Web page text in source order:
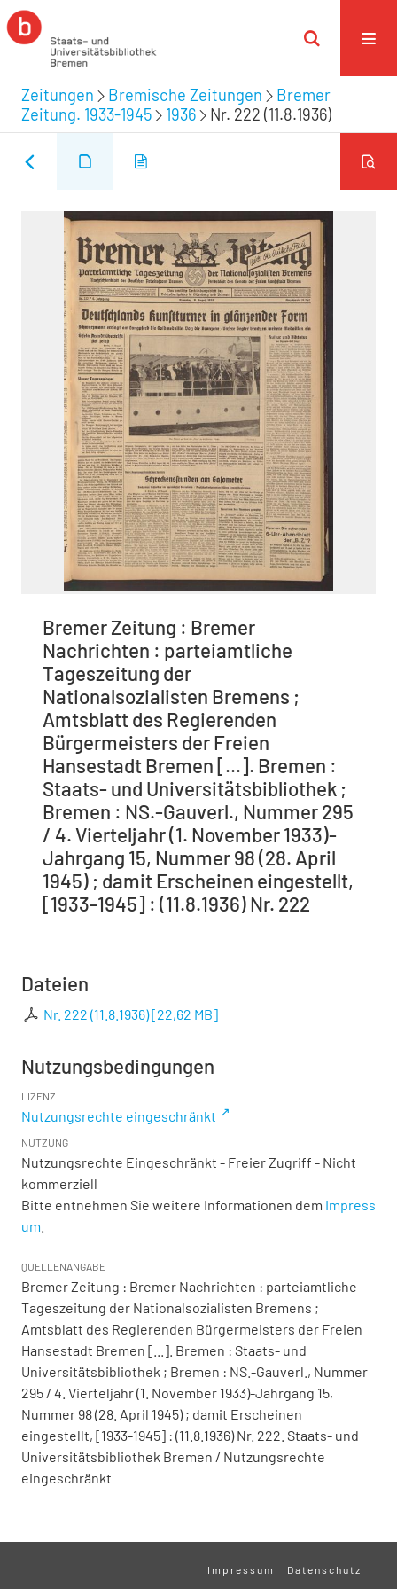
Zeitungen Bremische Zeitungen
Bremer
Zeitung. 1933-1945
1936 Nr. 222 (11.8.1936)
Bremer Zeitung : Bremer
Nachrichten : parteiamtliche
Tageszeitung der
Nationalsozialisten Bremens ;
Amtsblatt des Regierenden
Bürgermeisters der Freien
Hansestadt Bremen [...]. Bremen :
Staats- und Universitätsbibliothek ;
Bremen : NS.-Gauverl., Nummer 295
/ 4. Vierteljahr (1. November 1933)-
Jahrgang 15, Nummer 98 (28. April
1945) ; damit Erscheinen eingestellt,
[1933-1945] : (11.8.1936) Nr. 222
Dateien
Nr. 222 (11.8.1936)[22,62 MB]
Nutzungsbedingungen
LIZENZ
Nutzungsrechte eingeschränkt
NUTZUNG
Nutzungsrechte Eingeschränkt - Freier Zugriff - Nicht
kommerziell
Bitte entnehmen Sie weitere Informationen dem Impress
um
QUELLENANGABE
Bremer Zeitung : Bremer Nachrichten : parteiamtliche
Tageszeitung der Nationalsozialisten Bremens ;
Amtsblatt des Regierenden Bürgermeisters der Freien
Hansestadt Bremen [...]. Bremen : Staats- und
Universitätsbibliothek ; Bremen : NS.-Gauverl., Nummer
295 / 4. Vierteljahr (1. November 1933)-Jahrgang 15,
Nummer 98 (28. April 1945) ; damit Erscheinen
eingestellt, [1933-1945] : (11.8.1936) Nr. 222. Staats- und
Universitätsbibliothek Bremen / Nutzungsrechte
eingeschränkt
Impressum Datenschutz